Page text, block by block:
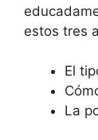
estos tres
El
La